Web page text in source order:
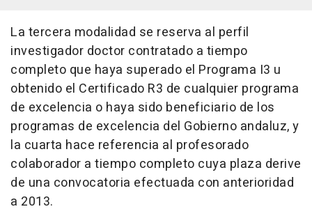
La tercera modalidad se reserva al perfil
investigador doctor contratado a tiempo
completo que haya superado el Programa I3 u
obtenido el Certificado R3 de cualquier programa
de excelencia o haya sido beneficiario de los
programas de excelencia del Gobierno andaluz, y
la cuarta hace referencia al profesorado
colaborador a tiempo completo cuya plaza derive
de una convocatoria efectuada con anterioridad
a 2013.